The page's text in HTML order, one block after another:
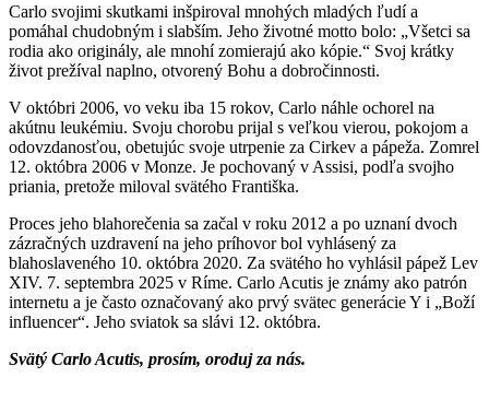
Carlo svojimi skutkami inšpiroval mnohých mladých ľudí a
pomáhal chudobným i slabším. Jeho životné motto bolo: „Všetci sa
rodia ako originály, ale mnohí zomierajú ako kópie.“ Svoj krátky
život prežíval naplno, otvorený Bohu a dobročinnosti.
V októbri 2006, vo veku iba 15 rokov, Carlo náhle ochorel na
akútnu leukémiu. Svoju chorobu prijal s veľkou vierou, pokojom a
odovzdanosťou, obetujúc svoje utrpenie za Cirkev a pápeža. Zomrel
12. októbra 2006 v Monze. Je pochovaný v Assisi, podľa svojho
priania, pretože miloval svätého Františka.
Proces jeho blahorečenia sa začal v roku 2012 a po uznaní dvoch
zázračných uzdravení na jeho príhovor bol vyhlásený za
blahoslaveného 10. októbra 2020. Za svätého ho vyhlásil pápež Lev
XIV. 7. septembra 2025 v Ríme. Carlo Acutis je známy ako patrón
internetu a je často označovaný ako prvý svätec generácie Y i „Boží
influencer“. Jeho sviatok sa slávi 12. októbra.
Svätý Carlo Acutis, prosím, oroduj za nás.